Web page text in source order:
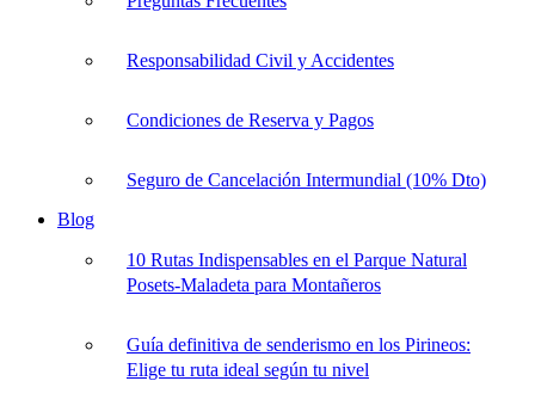
Responsabilidad Civil y Accidentes
Condiciones de Reserva y Pagos
Seguro de Cancelación Intermundial (10% Dto)
Blog
10 Rutas Indispensables en el Parque Natural
Posets-Maladeta para Montañeros
Guía definitiva de senderismo en los Pirineos:
Elige tu ruta ideal según tu nivel